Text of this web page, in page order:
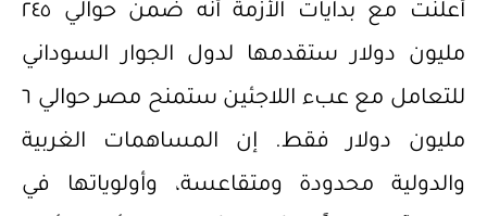
أعلنت مع بدايات الأزمة أنه ضمن حوالي ٢٤٥
مليون دولار ستقدمها لدول الجوار السوداني
للتعامل مع عبء اللاجئين ستمنح مصر حوالي ٦
مليون دولار فقط. إن المساهمات الغربية
والدولية محدودة ومتقاعسة، وأولوياتها في